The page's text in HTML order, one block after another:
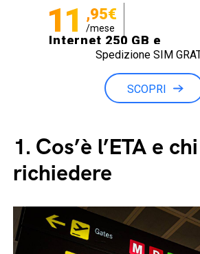
11 ,95€
/mese
Internet 250 GB e
Minuti illimitati
Spedizione SIM
SCOPRI
1. Cos’è l’ETA e
richiedere